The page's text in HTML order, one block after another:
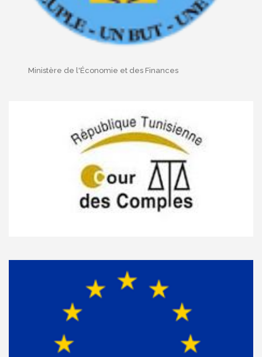
Ministère de l'Économie et des Finances